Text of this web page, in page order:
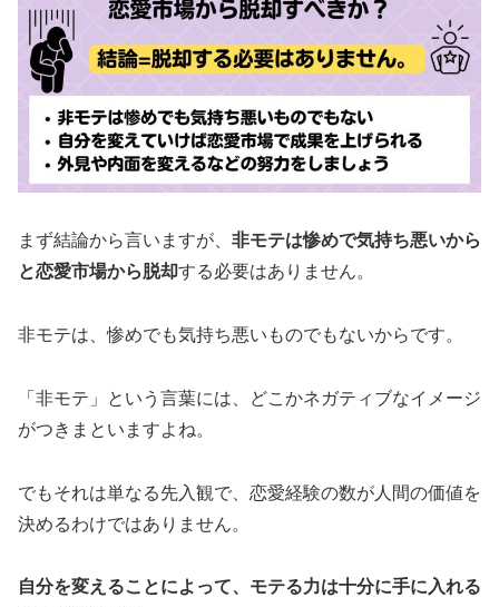
まず結論から言いますが、 非モテは惨めで気持ち悪いから
と恋愛市場から脱却する必要はありません。
非モテは、惨めでも気持ち悪いものでもないからです。
「非モテ」という言葉には、どこかネガティブなイメージ
がつきまといますよね。
でもそれは単なる先入観で、恋愛経験の数が人間の価値を
決めるわけではありません。
自分を変えることによって、モテる力は十分に手に入れる